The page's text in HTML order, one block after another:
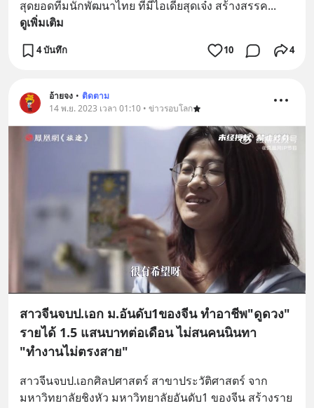
สุดยอดทีมนักพัฒนาไทย ที่มีไอเดียสุดเจ๋ง สร้างสรรค...
ดูเพิ่มเติม
4 บันทึก 10 4
อ้ายจง • ติดตาม
14 พ.ย. 2023 เวลา 01:10 • ข่าวรอบโลก
สาวจีนจบป.เอก ม.อันดับ1ของจีน ทำอาชีพ"ดูดวง"
รายได้ 1.5 แสนบาทต่อเดือน ไม่สนคนนินทา
"ทำงานไม่ตรงสาย"
สาวจีนจบป.เอกศิลปศาสตร์ สาขาประวัติศาสตร์ จาก
มหาวิทยาลัยชิงหัว มหาวิทยาลัยอันดับ1 ของจีน สร้างราย